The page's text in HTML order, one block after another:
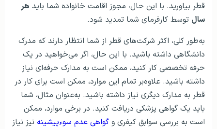
قطر بیاورید. با این حال، مجوز اقامت خانواده شما باید هر
سال توسط کارفرمای شما تمدید شود.
به‌طور کلی، اکثر شرکت‌های قطر از شما انتظار دارند که مدرک
دانشگاهی داشته باشید. با این حال، اگر می‌خواهید در یک
حرفه تخصصی کار کنید، ممکن است به مدارک حرفه‌ای نیاز
داشته باشید. علاوه‌بر تمام این موارد، ممکن است برای کار در
قطر به مدارک دیگری نیاز داشته باشید. به‌عنوان مثال، شما
باید یک گواهی پزشکی دریافت کنید. در برخی موارد، ممکن
است به بررسی سوابق کیفری و گواهی عدم سوءپیشینه نیز نیاز